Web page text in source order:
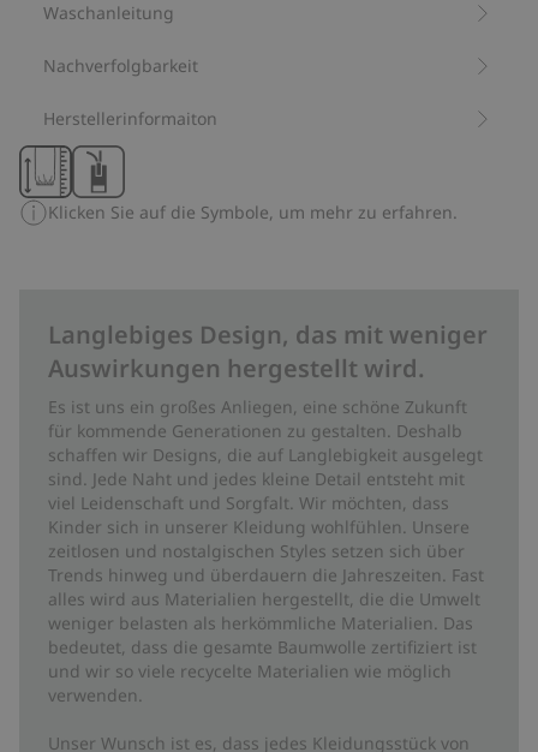
Waschanleitung
Nachverfolgbarkeit
Herstellerinformaiton
Klicken Sie auf die Symbole, um mehr zu erfahren.
Langlebiges Design, das mit weniger
Auswirkungen hergestellt wird.
Es ist uns ein großes Anliegen, eine schöne Zukunft
für kommende Generationen zu gestalten. Deshalb
schaffen wir Designs, die auf Langlebigkeit ausgelegt
sind. Jede Naht und jedes kleine Detail entsteht mit
viel Leidenschaft und Sorgfalt. Wir möchten, dass
Kinder sich in unserer Kleidung wohlfühlen. Unsere
zeitlosen und nostalgischen Styles setzen sich über
Trends hinweg und überdauern die Jahreszeiten. Fast
alles wird aus Materialien hergestellt, die die Umwelt
weniger belasten als herkömmliche Materialien. Das
bedeutet, dass die gesamte Baumwolle zertifiziert ist
und wir so viele recycelte Materialien wie möglich
verwenden.
Unser Wunsch ist es, dass jedes Kleidungsstück von